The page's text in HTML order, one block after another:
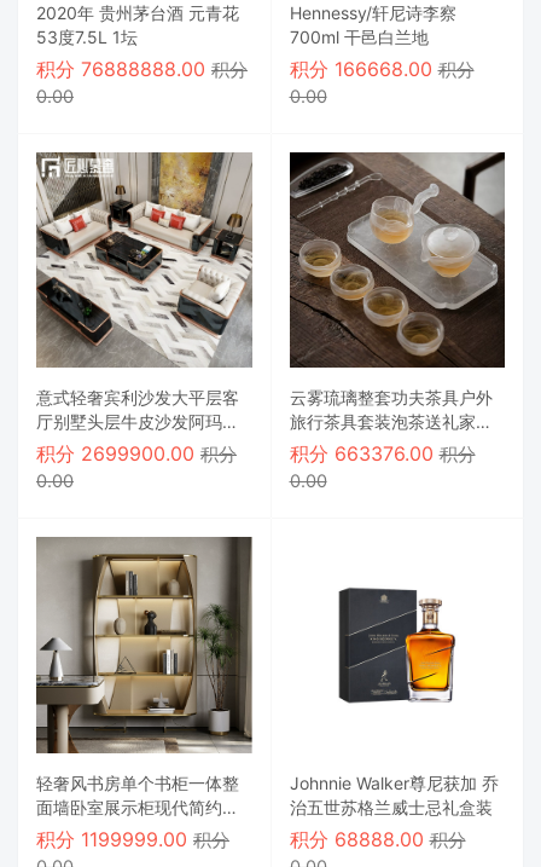
2020年 贵州茅台酒 元青花
53度7.5L 1坛
积分 76888888.00 积分
0.00
Hennessy/轩尼诗李察
700ml 干邑白兰地
积分 166668.00积分
0.00
意式轻奢宾利沙发大平层客
厅别墅头层牛皮沙发阿玛尼
同款真皮沙发
积分 2699900.00 积分
0.00
云雾琉璃整套功夫茶具户外
旅行茶具套装泡茶送礼家用
车载定制
积分 663376.00积分
0.00
轻奢风书房单个书柜一体整
面墙卧室展示柜现代简约老
板办公室书柜【【Doris】2
米高书柜】
积分 1199999.00 积分
Johnnie Walker尊尼获加 乔
治五世苏格兰威士忌礼盒装
积分 68888.00积分